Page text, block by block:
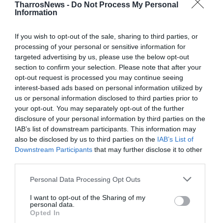
TharrosNews - Do Not Process My Personal
Information
If you wish to opt-out of the sale, sharing to third parties, or
processing of your personal or sensitive information for
targeted advertising by us, please use the below opt-out
section to confirm your selection. Please note that after your
opt-out request is processed you may continue seeing
interest-based ads based on personal information utilized by
us or personal information disclosed to third parties prior to
your opt-out. You may separately opt-out of the further
disclosure of your personal information by third parties on the
IAB’s list of downstream participants. This information may
also be disclosed by us to third parties on the IAB’s List of
Downstream Participants that may further disclose it to other
Personal Data Processing Opt Outs
I want to opt-out of the Sharing of my
personal data.
Opted In
Η εορτή του “Μάη – Θανάση” στη
Μεσσηνία
03/05/2025 20:02
Με μεγαλοπρέπεια και κατά την εκκλησιαστική
τάξη τιμήθηκε, χθες, Παρασκευή 2 Μαΐου, η εορτή
της ανακομιδής των ιερών...